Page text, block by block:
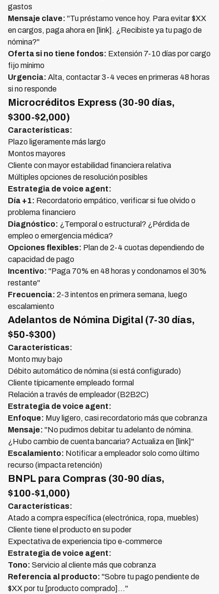
gastos
Mensaje clave: "Tu préstamo vence hoy. Para evitar $XX
en cargos, paga ahora en [link]. ¿Recibiste ya tu pago de
nómina?"
Oferta si no tiene fondos: Extensión 7-10 días por cargo
fijo mínimo
Urgencia: Alta, contactar 3-4 veces en primeras 48 horas
si no responde
Microcréditos Express (30-90 días,
$300-$2,000)
Características:
Plazo ligeramente más largo
Montos mayores
Cliente con mayor estabilidad financiera relativa
Múltiples opciones de resolución posibles
Estrategia de voice agent:
Día +1: Recordatorio empático, verificar si fue olvido o
problema financiero
Diagnóstico: ¿Temporal o estructural? ¿Pérdida de
empleo o emergencia médica?
Opciones flexibles: Plan de 2-4 cuotas dependiendo de
capacidad de pago
Incentivo: "Paga 70% en 48 horas y condonamos el 30%
restante"
Frecuencia: 2-3 intentos en primera semana, luego
escalamiento
Adelantos de Nómina Digital (7-30 días,
$50-$300)
Características:
Monto muy bajo
Débito automático de nómina (si está configurado)
Cliente típicamente empleado formal
Relación a través de empleador (B2B2C)
Estrategia de voice agent:
Enfoque: Muy ligero, casi recordatorio más que cobranza
Mensaje: "No pudimos debitar tu adelanto de nómina.
¿Hubo cambio de cuenta bancaria? Actualiza en [link]"
Escalamiento: Notificar a empleador solo como último
recurso (impacta retención)
BNPL para Compras (30-90 días,
$100-$1,000)
Características:
Atado a compra específica (electrónica, ropa, muebles)
Cliente tiene el producto en su poder
Expectativa de experiencia tipo e-commerce
Estrategia de voice agent:
Tono: Servicio al cliente más que cobranza
Referencia al producto: "Sobre tu pago pendiente de
$XX por tu [producto comprado]..."